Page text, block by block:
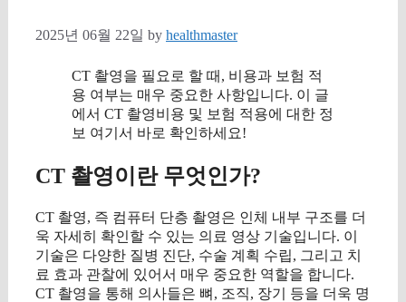
2025년 06월 22일 by healthmaster
CT 촬영을 필요로 할 때, 비용과 보험 적
용 여부는 매우 중요한 사항입니다. 이 글
에서 CT 촬영비용 및 보험 적용에 대한 정
보 여기서 바로 확인하세요!
CT 촬영이란 무엇인가?
CT 촬영, 즉 컴퓨터 단층 촬영은 인체 내부 구조를 더
욱 자세히 확인할 수 있는 의료 영상 기술입니다. 이
기술은 다양한 질병 진단, 수술 계획 수립, 그리고 치
료 효과 관찰에 있어서 매우 중요한 역할을 합니다.
CT 촬영을 통해 의사들은 뼈, 조직, 장기 등을 더욱 명